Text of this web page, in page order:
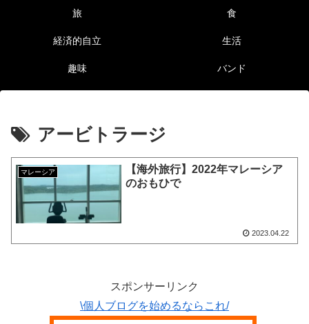
旅 食
経済的自立 生活
趣味 バンド
アービトラージ
マレーシア
【海外旅行】2022年マレーシア
のおもひで
2023.04.22
スポンサーリンク
\個人ブログを始めるならこれ/